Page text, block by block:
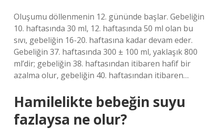
Oluşumu döllenmenin 12. gününde başlar. Gebeliğin
10. haftasında 30 ml, 12. haftasında 50 ml olan bu
sıvı, gebeliğin 16-20. haftasına kadar devam eder.
Gebeliğin 37. haftasında 300 ± 100 ml, yaklaşık 800
ml’dir; gebeliğin 38. haftasından itibaren hafif bir
azalma olur, gebeliğin 40. haftasından itibaren…
Hamilelikte bebeğin suyu
fazlaysa ne olur?